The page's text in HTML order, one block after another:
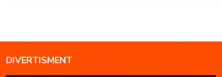
DIVERTISMENT